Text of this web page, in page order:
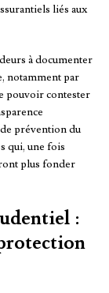
liés aux
à documenter
notamment par
pouvoir contester
prévention du
qui, une fois
plus fonder
: